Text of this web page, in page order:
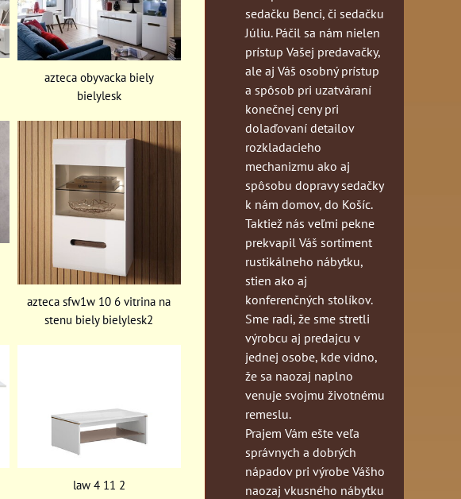
azteca obyvacka biely
bielylesk
azteca sfw1w 10 6 vitrina na
stenu biely bielylesk2
law 4 11 2
sedačku Benci, či sedačku
Júliu. Páčil sa nám nielen
prístup Vašej predavačky,
ale aj Váš osobný prístup
a spôsob pri uzatváraní
konečnej ceny pri
dolaďovaní detailov
rozkladacieho
mechanizmu ako aj
spôsobu dopravy sedačky
k nám domov, do Košíc.
Taktiež nás veľmi pekne
prekvapil Váš sortiment
rustikálneho nábytku,
stien ako aj
konferenčných stolíkov.
Sme radi, že sme stretli
výrobcu aj predajcu v
jednej osobe, kde vidno,
že sa naozaj naplno
venuje svojmu životnému
remeslu.
Prajem Vám ešte veľa
správnych a dobrých
nápadov pri výrobe Vášho
naozaj vkusného nábytku